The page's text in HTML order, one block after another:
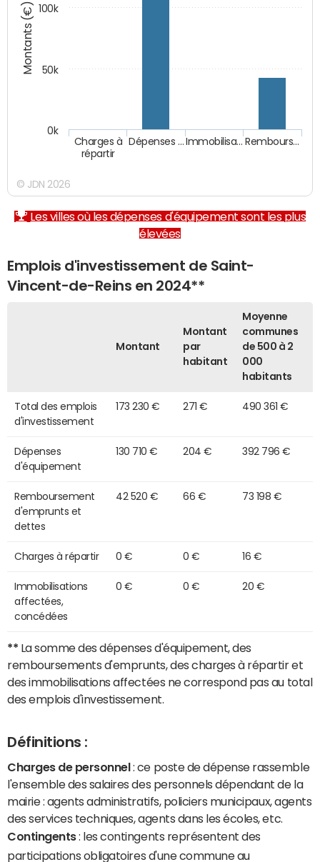
Montants (€)
Charges à
répartir
Dépenses … Immobilisa… Rembours…
0k
50k
100k
© JDN 2026
Les villes où les dépenses d'équipement sont les plus
élevées
Emplois d'investissement de Saint-
Vincent-de-Reins en 2024**
Montant
Montant
par
habitant
Moyenne
communes
de 500 à 2
000
habitants
Total des emplois
d'investissement
173 230 € 271 € 490 361 €
Dépenses
d'équipement
130 710 € 204 € 392 796 €
Remboursement
d'emprunts et
dettes
42 520 € 66 € 73 198 €
Charges à répartir 0 € 0 € 16 €
Immobilisations
affectées,
concédées
0 € 0 € 20 €
** La somme des dépenses d'équipement, des
remboursements d'emprunts, des charges à répartir et
des immobilisations affectées ne correspond pas au total
des emplois d'investissement.
Définitions :
Charges de personnel : ce poste de dépense rassemble
l'ensemble des salaires des personnels dépendant de la
mairie : agents administratifs, policiers municipaux, agents
des services techniques, agents dans les écoles, etc.
Contingents: les contingents représentent des
participations obligatoires d'une commune au